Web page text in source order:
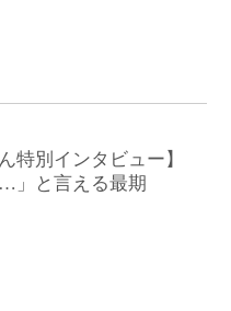
特別インタビュー】
」と言える最期